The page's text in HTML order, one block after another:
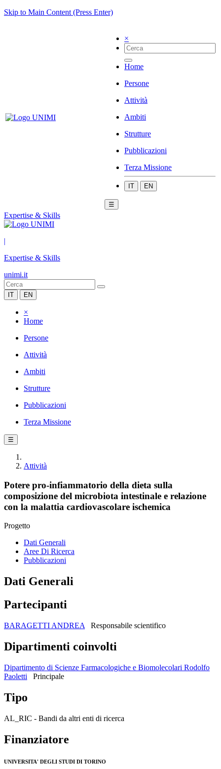
Skip to Main Content (Press Enter)
×
Home
Persone
Attività
Ambiti
Strutture
Pubblicazioni
Terza Missione
IT EN
☰
Expertise & Skills
|
Expertise & Skills
unimi.it
IT EN
×
Home
Persone
Attività
Ambiti
Strutture
Pubblicazioni
Terza Missione
☰
Attività
Potere pro-infiammatorio della dieta sulla
composizione del microbiota intestinale e relazione
con la malattia cardiovascolare ischemica
Progetto
Dati Generali
Aree Di Ricerca
Pubblicazioni
Dati Generali
Partecipanti
BARAGETTI ANDREA Responsabile scientifico
Dipartimenti coinvolti
Dipartimento di Scienze Farmacologiche e Biomolecolari Rodolfo
Paoletti
Principale
Tipo
AL_RIC - Bandi da altri enti di ricerca
Finanziatore
UNIVERSITA' DEGLI STUDI DI TORINO